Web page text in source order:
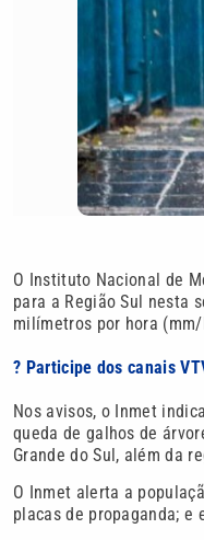
O Instituto Nacional de
para a Região Sul nesta
milímetros por hora
? Participe dos canais
Nos avisos, o Inmet
queda de galhos de
Grande do Sul, além da
O Inmet alerta a
placas de propaganda;